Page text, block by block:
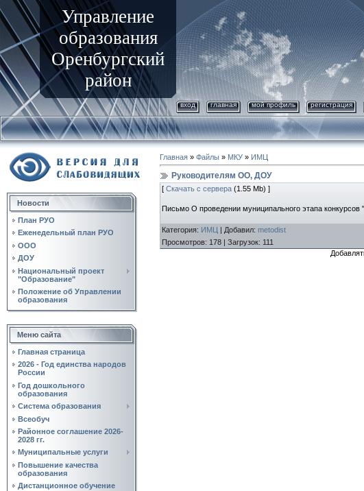
Управление
образования
Оренбургский
район
вход главная мой профиль регистрация
Новости
План РУО
Еженедельный план РУО
ООО
ДОУ
Национальный проект
"Образование"
Положение об Управлении
образования
Меню сайта
Главная страница
2026 - Год единства народов
России
Год дошкольного
образования
Система образования
Всеобуч
Районное соглашение 2026-
2028 гг.
Муниципальные услуги
Повышение качества
образования
Дистанционное обучение
Главная » Файлы » МКУ » ИМЦ
Руководителям ОО, ДОУ
[ Скачать с сервера (1.55 Mb) ]
Письмо О проведении муниципального этапа
Категория: ИМЦ | Добавил: metodist
Просмотров: 178 | Загрузок: 111